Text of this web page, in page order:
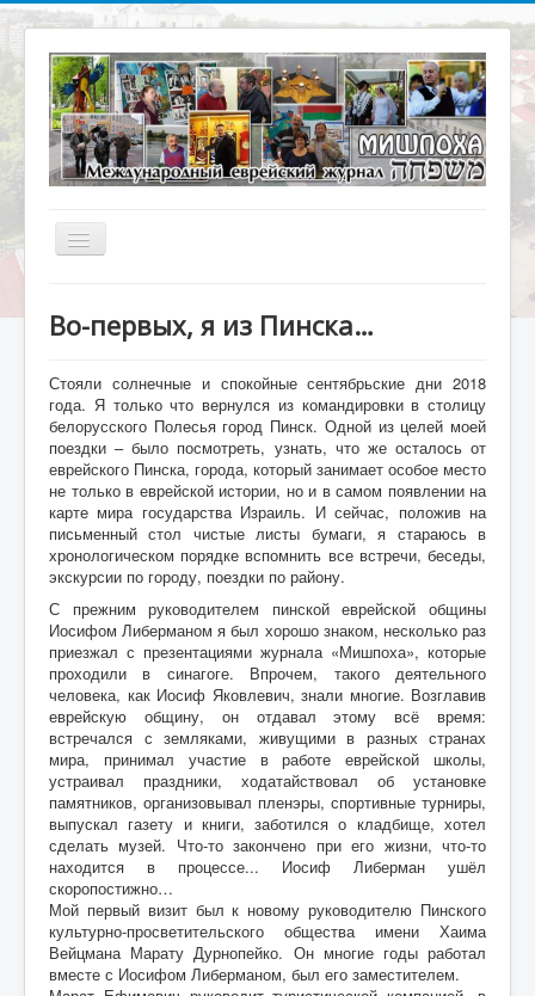
Включить/
выключить
О журнале
Библиотека
Наше кино
Архивариус
Актуальное интервью
Воспоминания
Дети войны вспоминают
Имя
Ищу родных
Литературная гостиная
Ликбез Мишпохи
Чтобы это никогда не повторилось!
Память
Почта Мишпохи
Родословная
Редакционный подвальчик
Мартиролог
Во-первых, я из Пинска…
Стояли солнечные и спокойные сентябрьские дни 2018
года. Я только что вернулся из командировки в столицу
белорусского Полесья город Пинск. Одной из целей моей
поездки – было посмотреть, узнать, что же осталось от
еврейского Пинска, города, который занимает особое место
не только в еврейской истории, но и в самом появлении на
карте мира государства Израиль. И сейчас, положив на
письменный стол чистые листы бумаги, я стараюсь в
хронологическом порядке вспомнить все встречи, беседы,
экскурсии по городу, поездки по району.
С прежним руководителем пинской еврейской общины
Иосифом Либерманом я был хорошо знаком, несколько раз
приезжал с презентациями журнала «Мишпоха», которые
проходили в синагоге. Впрочем, такого деятельного
человека, как Иосиф Яковлевич, знали многие. Возглавив
еврейскую общину, он отдавал этому всё время:
встречался с земляками, живущими в разных странах
мира, принимал участие в работе еврейской школы,
устраивал праздники, ходатайствовал об установке
памятников, организовывал пленэры, спортивные турниры,
выпускал газету и книги, заботился о кладбище, хотел
сделать музей. Что-то закончено при его жизни, что-то
находится в процессе... Иосиф Либерман ушёл
скоропостижно…
Мой первый визит был к новому руководителю Пинского
культурно-просветительского общества имени Хаима
Вейцмана Марату Дурнопейко. Он многие годы работал
вместе с Иосифом Либерманом, был его заместителем.